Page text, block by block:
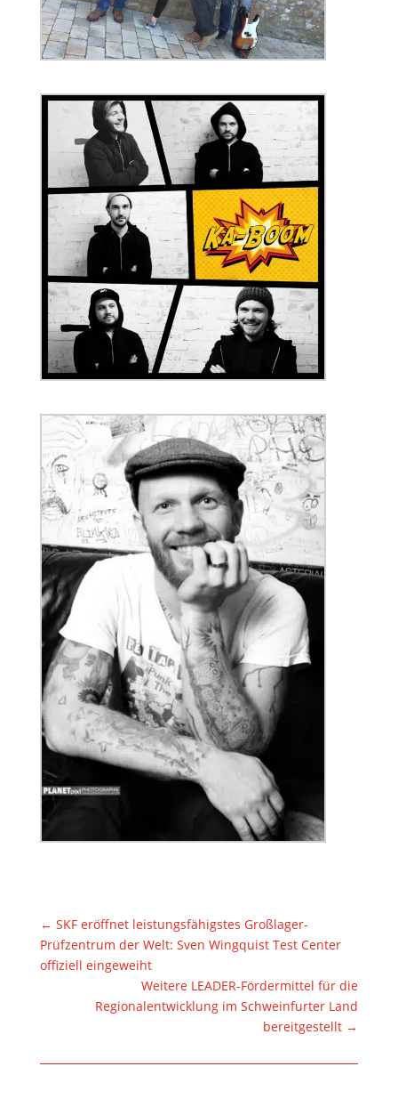
← SKF eröffnet leistungsfähigstes Großlager-
Prüfzentrum der Welt: Sven Wingquist Test Center
offiziell eingeweiht
Weitere LEADER-Fördermittel für die
Regionalentwicklung im Schweinfurter Land
bereitgestellt →